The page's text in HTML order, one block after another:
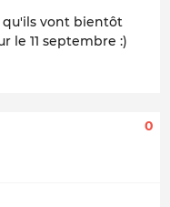
qu'ils vont bientôt
le 11 septembre :)
0